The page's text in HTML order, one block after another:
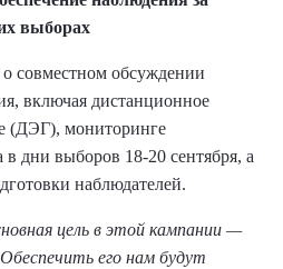
выборах
совместном обсуждении
включая дистанционное
(ДЭГ), мониторинге
в дни выборов 18-20 сентября, а
наблюдателей.
цель в этой кампании —
его нам будут